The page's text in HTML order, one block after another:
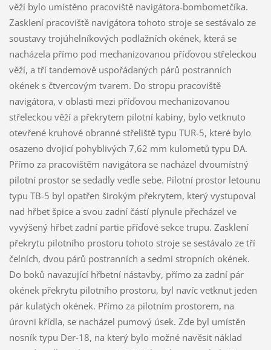
věží bylo umístěno pracoviště navigátora-bombometčíka.
Zasklení pracoviště navigátora tohoto stroje se sestávalo ze
soustavy trojúhelníkových podlažních okének, která se
nacházela přímo pod mechanizovanou příďovou střeleckou
věží, a tří tandemově uspořádaných párů postranních
okének s čtvercovým tvarem. Do stropu pracoviště
navigátora, v oblasti mezi příďovou mechanizovanou
střeleckou věží a překrytem pilotní kabiny, bylo vetknuto
otevřené kruhové obranné střeliště typu TUR-5, které bylo
osazeno dvojicí pohyblivých 7,62 mm kulometů typu DA.
Přímo za pracovištěm navigátora se nacházel dvoumístný
pilotní prostor se sedadly vedle sebe. Pilotní prostor letounu
typu TB-5 byl opatřen širokým překrytem, který vystupoval
nad hřbet špice a svou zadní částí plynule přecházel ve
vyvýšený hřbet zadní partie příďové sekce trupu. Zasklení
překrytu pilotního prostoru tohoto stroje se sestávalo ze tří
čelních, dvou párů postranních a sedmi stropních okének.
Do boků navazující hřbetní nástavby, přímo za zadní pár
okének překrytu pilotního prostoru, byl navíc vetknut jeden
pár kulatých okének. Přímo za pilotním prostorem, na
úrovni křídla, se nacházel pumový úsek. Zde byl umístěn
nosník typu Der-18, na který bylo možné navěsit náklad